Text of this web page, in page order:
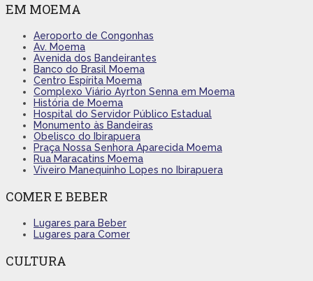
EM MOEMA
Aeroporto de Congonhas
Av. Moema
Avenida dos Bandeirantes
Banco do Brasil Moema
Centro Espírita Moema
Complexo Viário Ayrton Senna em Moema
História de Moema
Hospital do Servidor Público Estadual
Monumento às Bandeiras
Obelisco do Ibirapuera
Praça Nossa Senhora Aparecida Moema
Rua Maracatins Moema
Viveiro Manequinho Lopes no Ibirapuera
COMER E BEBER
Lugares para Beber
Lugares para Comer
CULTURA